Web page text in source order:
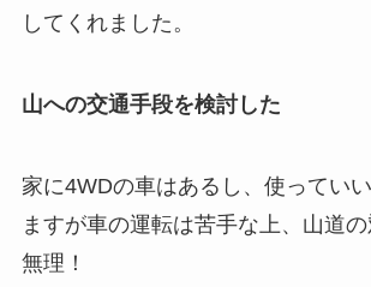
してくれました。
山への交通手段を検討した
家に4WDの車はあるし、使ってい
ますが車の運転は苦手な上、山道
無理！